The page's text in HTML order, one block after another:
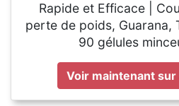
Rapide et Efficace |
perte de poids, Guarana,
90 gélules
Voir maintenant